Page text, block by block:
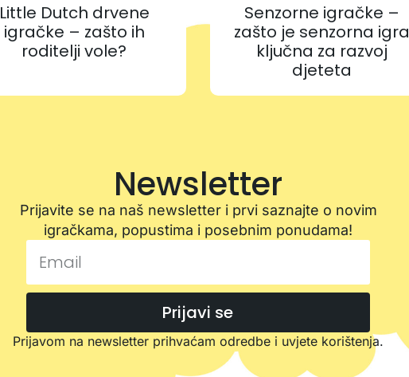
Little Dutch drvene
igračke – zašto ih
roditelji vole?
Senzorne igračke –
zašto je senzorna igra
ključna za razvoj
djeteta
Newsletter
Prijavite se na naš newsletter i prvi saznajte o novim
igračkama, popustima i posebnim ponudama!
Prijavi se
Prijavom na newsletter prihvaćam odredbe i uvjete korištenja.